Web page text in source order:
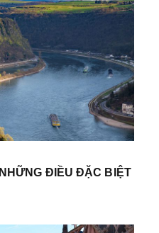
ĐIỀU ĐẶC BIỆT